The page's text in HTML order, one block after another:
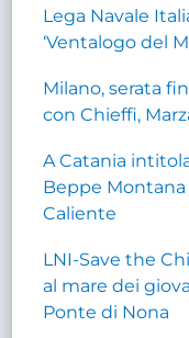
Lega Navale
‘Ventalogo del
Milano, serata
con Chieffi,
A Catania
Beppe Montana
Caliente
LNI-Save the
al mare dei
Ponte di Nona